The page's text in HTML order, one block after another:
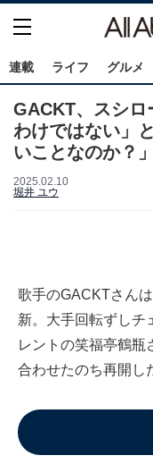
連載 ライフ グルメ
GACKT、スシロ
わけではない」
いことなのか？」
2025.02.10
堀井 ユウ
歌手のGACKTさん
新。大手回転ずしチ
レントの笑福亭鶴瓶
合わせたのち再開し